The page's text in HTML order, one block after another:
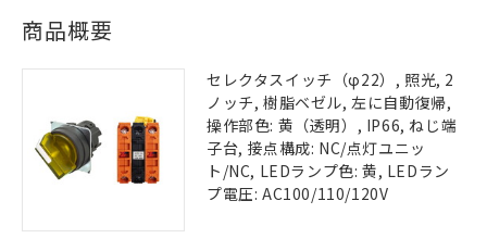
商品概要
セレクタスイッチ（φ22）, 照光, 2
ノッチ, 樹脂ベゼル, 左に自動復帰,
操作部色: 黄（透明）, IP66, ねじ端
子台, 接点構成: NC/点灯ユニッ
ト/NC, LEDランプ色: 黄, LEDラン
プ電圧: AC100/110/120V